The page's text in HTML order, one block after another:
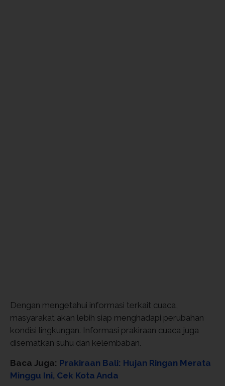
Dengan mengetahui informasi terkait cuaca,
masyarakat akan lebih siap menghadapi perubahan
kondisi lingkungan. Informasi prakiraan cuaca juga
disematkan suhu dan kelembaban.
Baca Juga: Prakiraan Bali: Hujan Ringan Merata
Minggu Ini, Cek Kota Anda